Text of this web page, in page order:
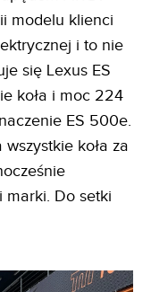
modelu klienci
i to nie
się Lexus ES
koła i moc 224
ES 500e.
koła za
marki. Do setki